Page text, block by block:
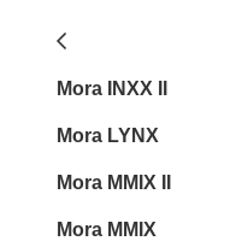
Mora INXX II
Mora LYNX
Mora MMIX II
Mora MMIX